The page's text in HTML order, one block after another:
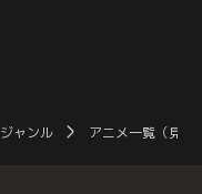
ジャンル アニメ一覧（見放